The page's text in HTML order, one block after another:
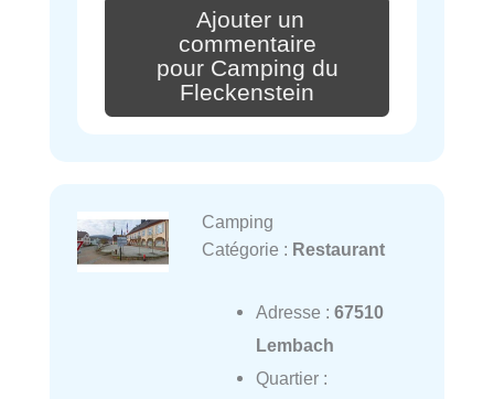
Ajouter un
commentaire
pour Camping du
Fleckenstein
Camping
Catégorie : Restaurant
Adresse : 67510
Lembach
Quartier :